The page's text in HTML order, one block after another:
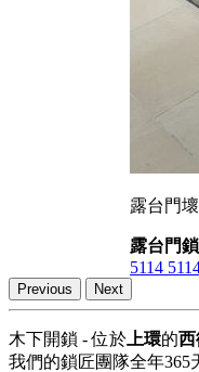
露台門
露台門
5114
Previous Next
木下開鎖 - 位於 上環的西
我們的鎖匠團隊全年365